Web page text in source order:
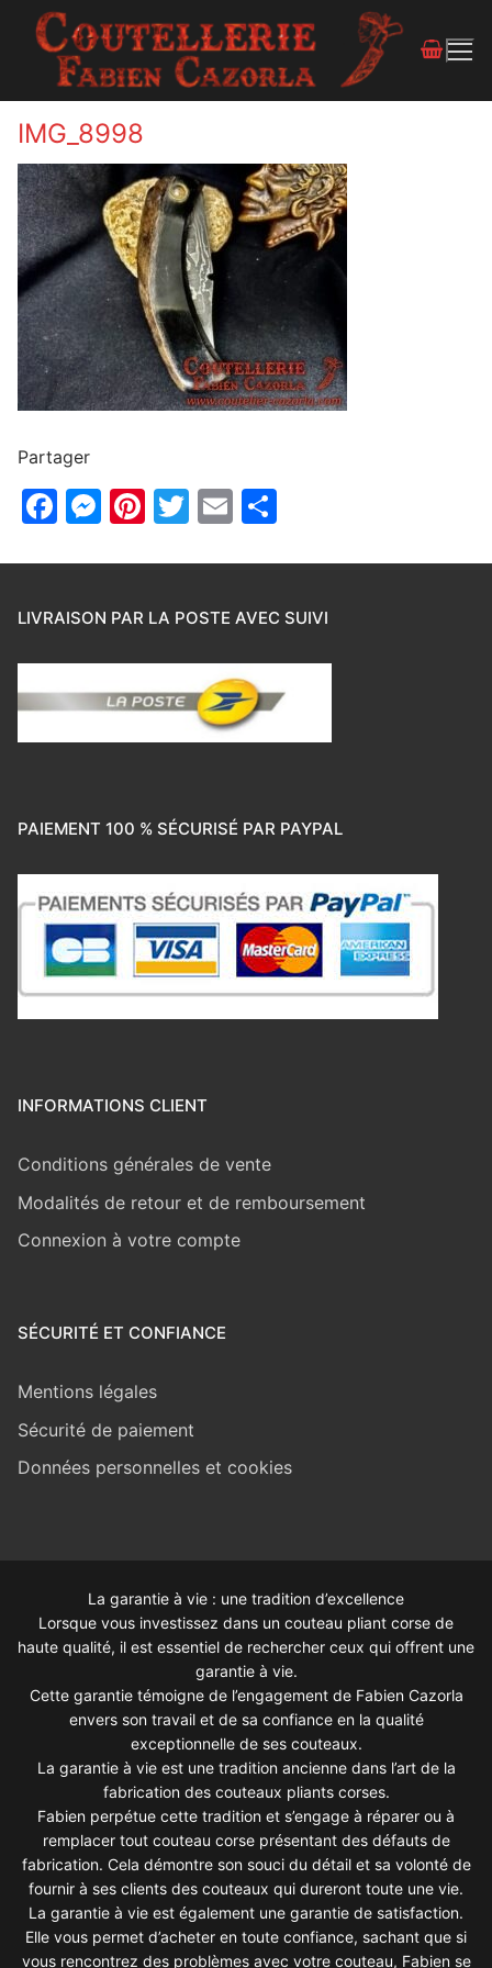
IMG_8998
Partager
Facebook
Messenger
Pinterest
Twitter
Email
LIVRAISON PAR LA POSTE AVEC SUIVI
PAIEMENT 100 % SÉCURISÉ PAR PAYPAL
INFORMATIONS CLIENT
Conditions générales de vente
Modalités de retour et de remboursement
Connexion à votre compte
SÉCURITÉ ET CONFIANCE
Mentions légales
Sécurité de paiement
Données personnelles et cookies
La garantie à vie : une tradition d’excellence
Lorsque vous investissez dans un couteau pliant corse de
haute qualité, il est essentiel de rechercher ceux qui offrent une
garantie à vie.
Cette garantie témoigne de l’engagement de Fabien Cazorla
envers son travail et de sa confiance en la qualité
exceptionnelle de ses couteaux.
La garantie à vie est une tradition ancienne dans l’art de la
fabrication des couteaux pliants corses.
Fabien perpétue cette tradition et s’engage à réparer ou à
remplacer tout couteau corse présentant des défauts de
fabrication. Cela démontre son souci du détail et sa volonté de
fournir à ses clients des couteaux qui dureront toute une vie.
La garantie à vie est également une garantie de satisfaction.
Elle vous permet d’acheter en toute confiance, sachant que si
vous rencontrez des problèmes avec votre couteau, Fabien se